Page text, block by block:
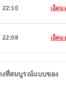
22:10 เอ็ด
22:08 เอ็ด
งที่สมบูรณ์แบบของ